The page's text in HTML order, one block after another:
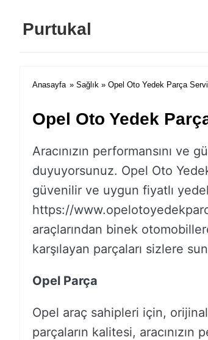
Purtukal
Anasayfa » Sağlık » Opel Oto Yedek Parça
Opel Oto Yedek
Aracınızın performansını
duyuyorsunuz. Opel Oto
güvenilir ve uygun fiyatlı
https://
araçlarından binek
karşılayan parçaları sizlere
Opel Parça
Opel araç sahipleri için,
parçaların kalitesi,